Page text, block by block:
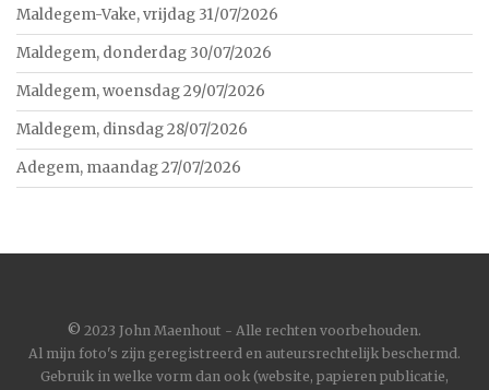
Maldegem-Vake, vrijdag 31/07/2026
Maldegem, donderdag 30/07/2026
Maldegem, woensdag 29/07/2026
Maldegem, dinsdag 28/07/2026
Adegem, maandag 27/07/2026
© 2023 John Maenhout - Alle rechten voorbehouden.
Al mijn foto's zijn geregistreerd en auteursrechtelijk beschermd.
Gebruik in welke vorm dan ook (website, papieren publicatie,